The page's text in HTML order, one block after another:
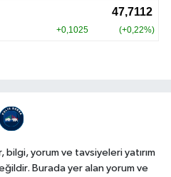
bilgi, yorum ve tavsiyeleri yatırım
Burada yer alan yorum ve